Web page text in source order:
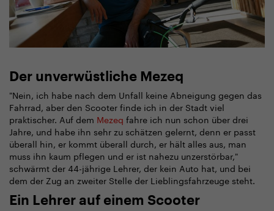
Der unverwüstliche Mezeq
"Nein, ich habe nach dem Unfall keine Abneigung gegen das
Fahrrad, aber den Scooter finde ich in der Stadt viel
praktischer. Auf dem Mezeq fahre ich nun schon über drei
Jahre, und habe ihn sehr zu schätzen gelernt, denn er passt
überall hin, er kommt überall durch, er hält alles aus, man
muss ihn kaum pflegen und er ist nahezu unzerstörbar,"
schwärmt der 44-jährige Lehrer, der kein Auto hat, und bei
dem der Zug an zweiter Stelle der Lieblingsfahrzeuge steht.
Ein Lehrer auf einem Scooter